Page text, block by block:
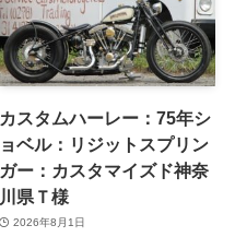
カスタムハーレー：75年シ
ョベル：リジットスプリン
ガー：カスタマイズド神奈
川県Ｔ様
2026年8月1日